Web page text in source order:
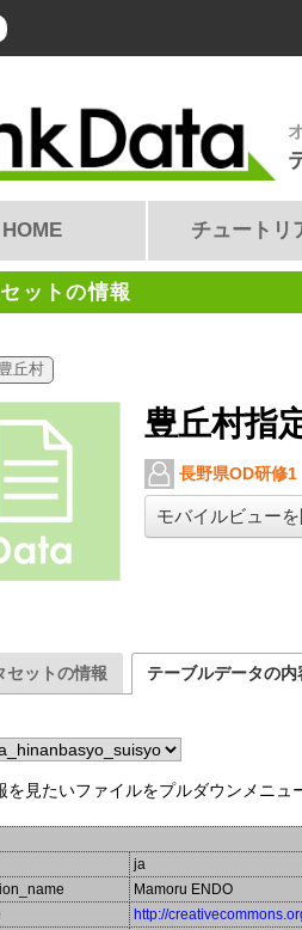
HOME チュートリ
ットの情報
丘村
豊丘村指
長野県OD研修1
モバイルビューを
セットの情報 テーブルデータの内
を見たいファイルをプルダウンメニュ
ja
Mamoru ENDO
http://